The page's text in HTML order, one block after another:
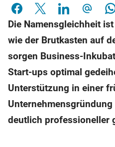
Die Namensgleichheit
wie der Brutkasten auf
sorgen Business-
Start-ups optimal
Unterstützung in einer
deutlich professioneller